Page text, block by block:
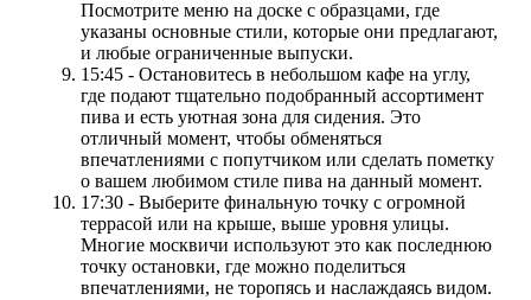
Посмотрите меню на доске с образцами, где
указаны основные стили, которые они предлагают,
и любые ограниченные выпуски.
15:45 - Остановитесь в небольшом кафе на углу,
где подают тщательно подобранный ассортимент
пива и есть уютная зона для сидения. Это
отличный момент, чтобы обменяться
впечатлениями с попутчиком или сделать пометку
о вашем любимом стиле пива на данный момент.
17:30 - Выберите финальную точку с огромной
террасой или на крыше, выше уровня улицы.
Многие москвичи используют это как последнюю
точку остановки, где можно поделиться
впечатлениями, не торопясь и наслаждаясь видом.